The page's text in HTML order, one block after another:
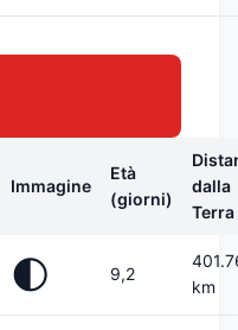
Immagine
Età
(giorni)
dalla
Terra
🌓 9,2
km